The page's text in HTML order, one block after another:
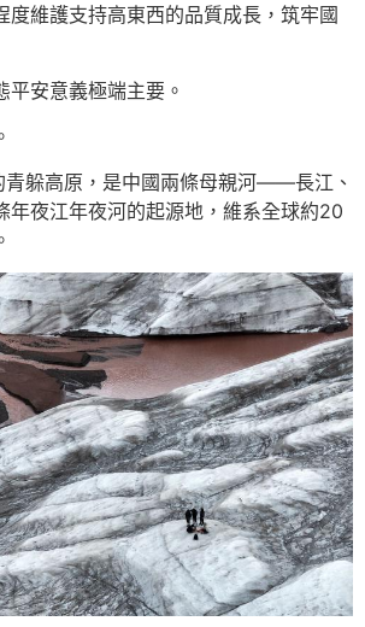
度維護支持高東西的品質成長，筑牢國
平安意義極端主要。
青躲高原，是中國兩條母親河——長江、
年夜江年夜河的起源地，維系全球約20